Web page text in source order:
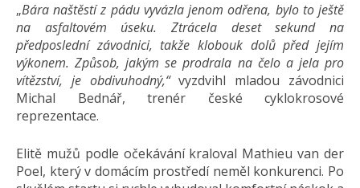
„Bára naštěstí z pádu vyvázla jenom odřena, bylo to ještě
na asfaltovém úseku. Ztrácela deset sekund na
předposlední závodnici, takže klobouk dolů před jejím
výkonem. Způsob, jakým se prodrala na čelo a jela pro
vítězství, je obdivuhodný,“vyzdvihl mladou závodnici
Michal Bednář, trenér české cyklokrosové
reprezentace.
Elitě mužů podle očekávání kraloval Mathieu van der
Poel, který v domácím prostředí neměl konkurenci. Po